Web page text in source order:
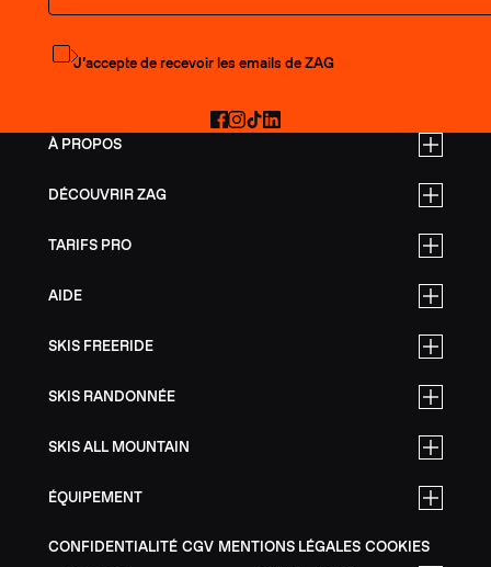
À PROPOS
DÉCOUVRIR ZAG
TARIFS PRO
AIDE
SKIS FREERIDE
SKIS RANDONNÉE
SKIS ALL MOUNTAIN
ÉQUIPEMENT
CONFIDENTIALITÉ CGV MENTIONS LÉGALES COOKIES
S'abonner à la newsletter
J’accepte de recevoir les emails de ZAG
Facebook
Instagram
TikTokLinkedIn